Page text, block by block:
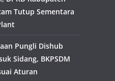
Tutup Sementara
Pungli Dishub
Sidang, BKPSDM
Aturan